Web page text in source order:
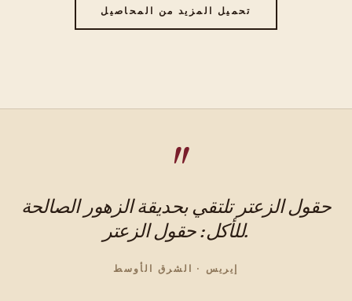
تحميل المزيد من المحاصيل
حقول الزعتر تلتقي بحديقة الزهور الصالحة
للأكل: حقول الزعتر.
إيريس · الشرق الأوسط